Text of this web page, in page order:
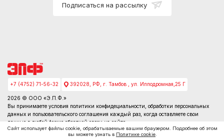
Подписаться на рассылку
+7 (4752) 71-56-32 392028, РФ, г. Тамбов , ул. Ипподромная,25 Г
2026 © ООО «Э.П.Ф.»
Вы принимаете условия политики конфидециальности , обработки персональных
данных и пользовательского соглашения каждый раз, когда оставляете свои
данные в любой форме обратной связи на сайте
Сайт использует файлы cookie, обрабатываемые вашим браузером. Подробнее об этом
вы можете узнать в Политике cookie